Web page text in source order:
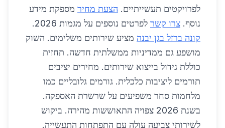
לפרויקטים תעשייתיים. הצעת מחיר מספקת מידע
נוסף. צרו קשר לפרטים נוספים על מגמות 2026.
קונה ברזל בגן יבנה מציע שירותים משלימים. השוק
מושפע גם ממדיניות ממשלתית חדשה. תחזית
כוללת גידול בייצוא שירותים. מחירים יציבים
תורמים ליציבות כלכלית. גורמים גלובליים כמו
מלחמות סחר משפיעים על שרשרת האספקה.
בשנת 2026 צפויה התאוששות מהירה. ביקוש
לשירותי צביעה עולה עם התפתחות התעשייה.